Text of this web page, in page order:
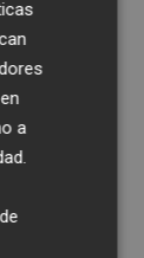
a
.